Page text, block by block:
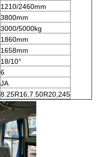
1210/2460mm
3800mm
3000/5000kg
1860mm
1658mm
18/10°
6
JA
8.25R16,7.50R20,245